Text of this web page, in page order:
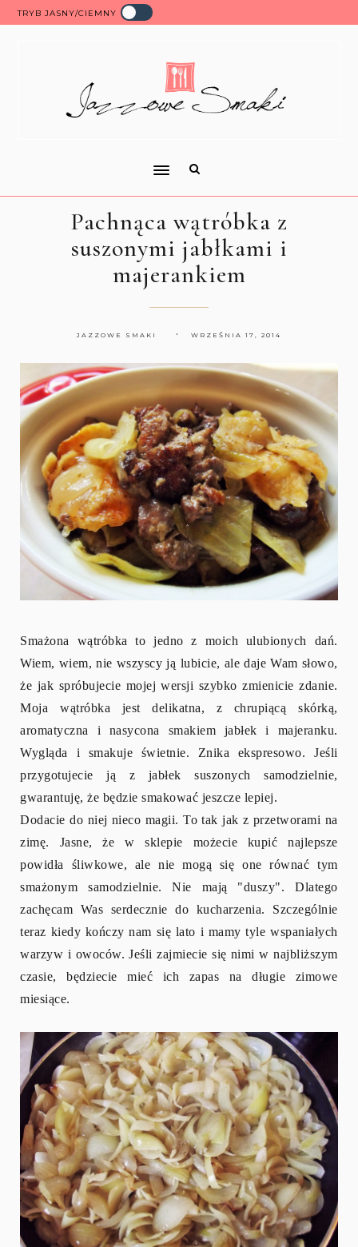
TRYB JASNY/CIEMNY
Pachnąca wątróbka z
suszonymi jabłkami i
majerankiem
JAZZOWE SMAKI WRZEŚNIA 17, 2014
Smażona wątróbka to jedno z moich ulubionych dań.
Wiem, wiem, nie wszyscy ją lubicie, ale daje Wam słowo,
że jak spróbujecie mojej wersji szybko zmienicie zdanie.
Moja wątróbka jest delikatna, z chrupiącą skórką,
aromatyczna i nasycona smakiem jabłek i majeranku.
Wygląda i smakuje świetnie. Znika ekspresowo. Jeśli
przygotujecie ją z jabłek suszonych samodzielnie,
gwarantuję, że będzie smakować jeszcze lepiej.
Dodacie do niej nieco magii. To tak jak z przetworami na
zimę. Jasne, że w sklepie możecie kupić najlepsze
powidła śliwkowe, ale nie mogą się one równać tym
smażonym samodzielnie. Nie mają "duszy". Dlatego
zachęcam Was serdecznie do kucharzenia. Szczególnie
teraz kiedy kończy nam się lato i mamy tyle wspaniałych
warzyw i owoców. Jeśli zajmiecie się nimi w najbliższym
czasie, będziecie mieć ich zapas na długie zimowe
miesiące.